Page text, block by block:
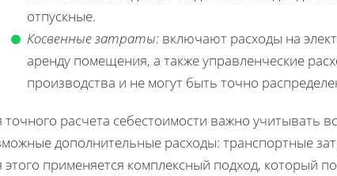
отпускные.
Косвенные затраты: включают расходы на
аренду помещения, а также управленческие
производства и не могут быть точно
точного расчета себестоимости важно учитывать
дополнительные расходы: транспортные
этого применяется комплексный подход, который